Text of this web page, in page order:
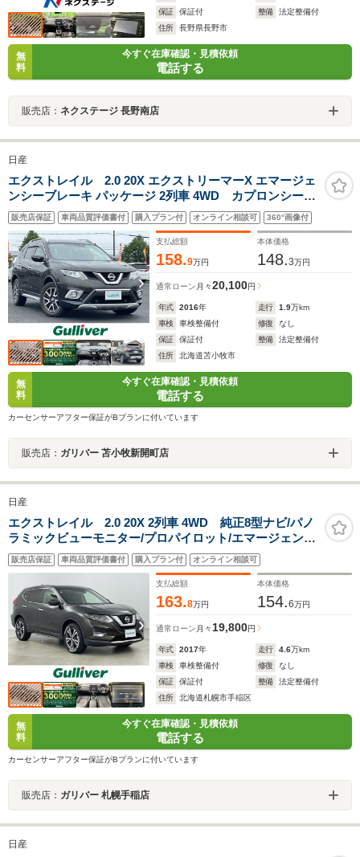
保証
保証付 整備
法定整備付
住所
長野県長野市
無
料
今すぐ在庫確認・見積依頼
電話する
販売店： ネクステージ 長野南店
日産
エクストレイル 2.0 20X エクストリーマーX エマージェ
ンシーブレーキ パッケージ 2列車 4WD カプロンシート
シートヒーター
販売店保証 車両品質評価書付 購入プラン付 オンライン相談可 360°画像付
支払総額
158.9万円
本体価格
148.3万円
通常ローン 月々20,100円
年式 2016年 走行 1.9万km
車検
車検整備付 修復
なし
保証
保証付 整備
法定整備付
住所
北海道苫小牧市
無
料
今すぐ在庫確認・見積依頼
電話する
カーセンサーアフター保証がBプランに付いています
販売店： ガリバー 苫小牧新開町店
日産
エクストレイル 2.0 20X 2列車 4WD 純正8型ナビ/パノ
ラミックビューモニター/プロパイロット/エマージェンシ
ーブレーキ/クリアランソナー/パワーバックドア/レーンキ
ープ/ドラレコ/
販売店保証 車両品質評価書付 購入プラン付 オンライン相談可
支払総額
163.8万円
本体価格
154.6万円
通常ローン 月々19,800円
年式 2017年 走行 4.6万km
車検
車検整備付 修復
なし
保証
保証付 整備
法定整備付
住所
北海道札幌市手稲区
無
料
今すぐ在庫確認・見積依頼
電話する
カーセンサーアフター保証がBプランに付いています
販売店： ガリバー 札幌手稲店
日産